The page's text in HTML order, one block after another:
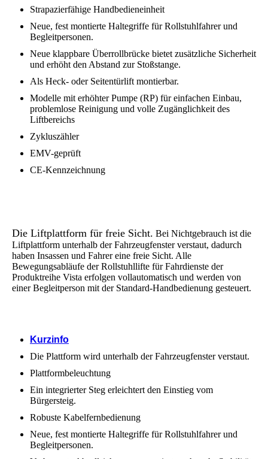
Strapazierfähige Handbedieneinheit
Neue, fest montierte Haltegriffe für Rollstuhlfahrer und
Begleitpersonen.
Neue klappbare Überrollbrücke bietet zusätzliche Sicherheit
und erhöht den Abstand zur Stoßstange.
Als Heck- oder Seitentürlift montierbar.
Modelle mit erhöhter Pumpe (RP) für einfachen Einbau,
problemlose Reinigung und volle Zugänglichkeit des
Liftbereichs
Zykluszähler
EMV-geprüft
CE-Kennzeichnung
Die Liftplattform für freie Sicht. Bei Nichtgebrauch ist die
Liftplattform unterhalb der Fahrzeugfenster verstaut, dadurch
haben Insassen und Fahrer eine freie Sicht. Alle
Bewegungsabläufe der Rollstuhllifte für Fahrdienste der
Produktreihe Vista erfolgen vollautomatisch und werden von
einer Begleitperson mit der Standard-Handbedienung gesteuert.
Kurzinfo
Die Plattform wird unterhalb der Fahrzeugfenster verstaut.
Plattformbeleuchtung
Ein integrierter Steg erleichtert den Einstieg vom
Bürgersteig.
Robuste Kabelfernbedienung
Neue, fest montierte Haltegriffe für Rollstuhlfahrer und
Begleitpersonen.